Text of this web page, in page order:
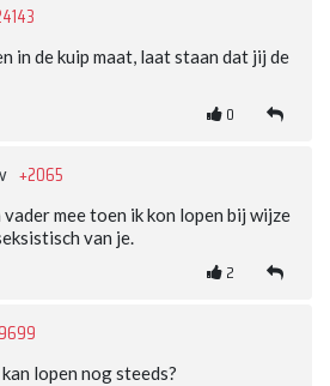
in de kuip maat, laat staan dat jij de
0
+2065
mee toen ik kon lopen bij wijze
van je.
2
lopen nog steeds?